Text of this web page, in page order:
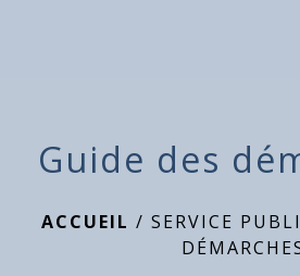
Guide des
ACCUEIL / SERVICE